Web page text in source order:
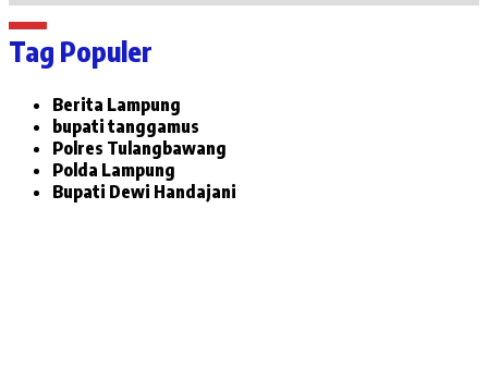
Tag Populer
Berita Lampung
bupati tanggamus
Polres Tulangbawang
Polda Lampung
Bupati Dewi Handajani